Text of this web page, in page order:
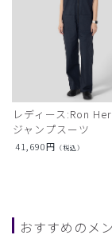
レディース:Ron
ジャンプスーツ
41,690円 （税込）
おすすめのメ